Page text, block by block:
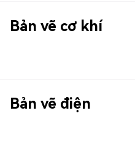
Bản vẽ cơ khí
Bản vẽ điện